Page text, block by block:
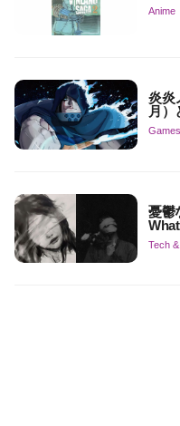
Anime
炎炎
月）
Games
憂鬱
Tech